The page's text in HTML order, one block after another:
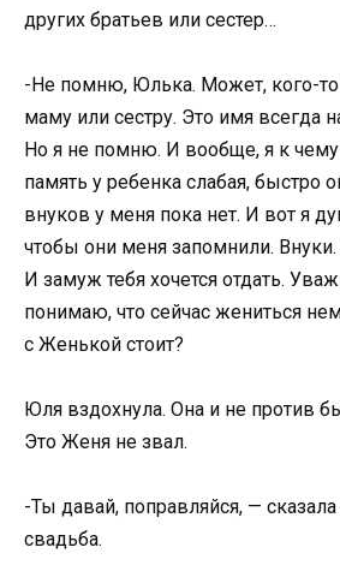
других братьев или сестер…
-Не помню, Юлька. Может, кого-
маму или сестру. Это имя всегда
Но я не помню. И вообще, я к чему
память у ребенка слабая, быстро
внуков у меня пока нет. И вот я
чтобы они меня запомнили.
И замуж тебя хочется отдать.
понимаю, что сейчас жениться
с Женькой стоит?
Юля вздохнула. Она и не против
Это Женя не звал.
-Ты давай, поправляйся, —
свадьба.